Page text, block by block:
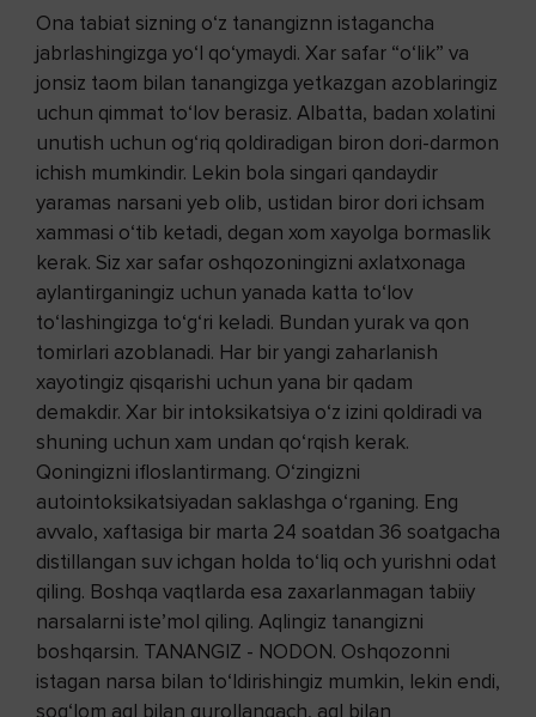
Ona tabiat sizning o‘z tanangiznn istagancha
jabrlashingizga yo‘l qo‘ymaydi. Xar safar “o‘lik” va
jonsiz taom bilan tanangizga yetkazgan azoblaringiz
uchun qimmat to‘lov berasiz. Albatta, badan xolatini
unutish uchun og‘riq qoldiradigan biron dori-darmon
ichish mumkindir. Lekin bola singari qandaydir
yaramas narsani yeb olib, ustidan biror dori ichsam
xammasi o‘tib ketadi, degan xom xayolga bormaslik
kerak. Siz xar safar oshqozoningizni axlatxonaga
aylantirganingiz uchun yanada katta to‘lov
to‘lashingizga to‘g‘ri keladi. Bundan yurak va qon
tomirlari azoblanadi. Har bir yangi zaharlanish
xayotingiz qisqarishi uchun yana bir qadam
demakdir. Xar bir intoksikatsiya o‘z izini qoldiradi va
shuning uchun xam undan qo‘rqish kerak.
Qoningizni ifloslantirmang. O‘zingizni
autointoksikatsiyadan saklashga o‘rganing. Eng
avvalo, xaftasiga bir marta 24 soatdan 36 soatgacha
distillangan suv ichgan holda to‘liq och yurishni odat
qiling. Boshqa vaqtlarda esa zaxarlanmagan tabiiy
narsalarni iste’mol qiling. Aqlingiz tanangizni
boshqarsin. TANANGIZ - NODON. Oshqozonni
istagan narsa bilan to‘ldirishingiz mumkin, lekin endi,
sog‘lom aql bilan qurollangach, aql bilan